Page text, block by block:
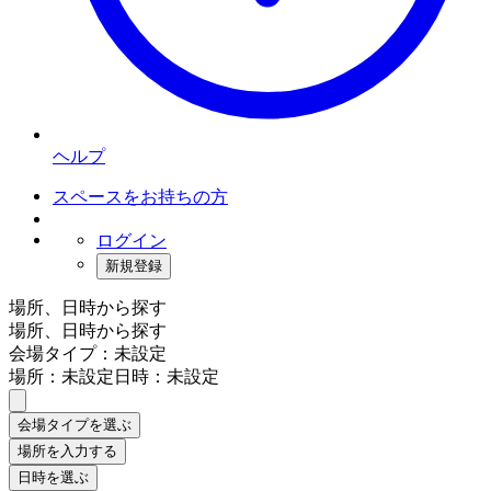
ヘルプ
スペースをお持ちの方
ログイン
新規登録
場所、日時から探す
場所、日時から探す
会場タイプ：未設定
場所：未設定日時：未設定
会場タイプを選ぶ
場所を入力する
日時を選ぶ